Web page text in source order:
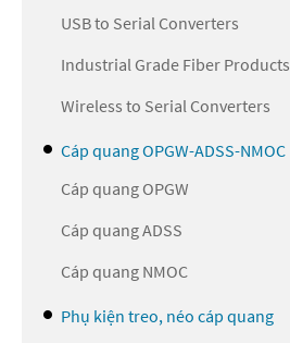
USB to Serial Converters
Industrial Grade Fiber Products
Wireless to Serial Converters
Cáp quang OPGW-ADSS-NMOC
Cáp quang OPGW
Cáp quang ADSS
Cáp quang NMOC
Phụ kiện treo, néo cáp quang